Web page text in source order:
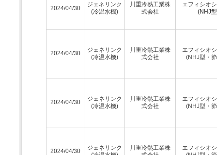
2024/04/30
ジェネリンク
(冷温水機)
川重冷熱工業株
式会社
エフィシオ
(NHJ
2024/04/30
ジェネリンク
(冷温水機)
川重冷熱工業株
式会社
エフィシオ
(NHJ型・
2024/04/30
ジェネリンク
(冷温水機)
川重冷熱工業株
式会社
エフィシオ
(NHJ型・
2024/04/30
ジェネリンク
川重冷熱工業株
エフィシオ